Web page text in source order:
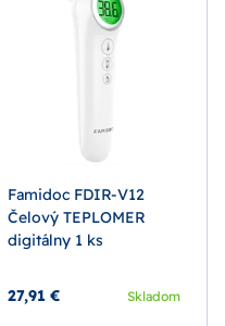
Famidoc FDIR-V12
Čelový TEPLOMER
digitálny 1 ks
27,91 € Skladom